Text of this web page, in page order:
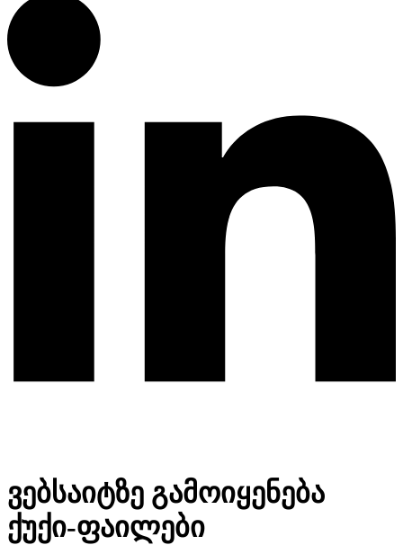
ვებსაიტზე გამოიყენება
ქუქი-ფაილები